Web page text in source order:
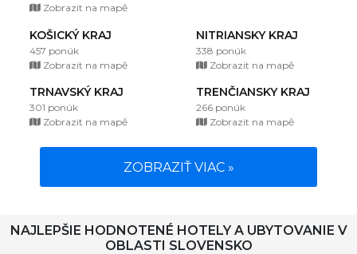
Zobrazit na mapě
KOŠICKÝ KRAJ
457 ponúk
Zobrazit na mapě
NITRIANSKY KRAJ
338 ponúk
Zobrazit na mapě
TRNAVSKÝ KRAJ
301 ponúk
Zobrazit na mapě
TRENČIANSKY KRAJ
266 ponúk
Zobrazit na mapě
ZOBRAZIŤ VIAC »
NAJLEPŠIE HODNOTENÉ HOTELY A UBYTOVANIE V
OBLASTI SLOVENSKO